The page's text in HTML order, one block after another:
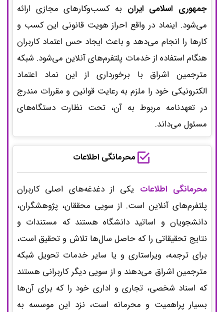
جمهوری اسلامی ایران به کسب‌وکارهای مجازی ارائه
می‌شود. اینماد در واقع احراز هویت قانونی این کسب و
کارها را انجام می‌دهد و باعث ایجاد حس اعتماد کاربران
هنگام استفاده از خدمات پلتفرم‌های آنلاین می‌شود. شبکه
مترجمین اشراق با برخورداری از این نماد اعتماد
الکترونیکی خود را ملزم به رعایت قوانین و مقررات مندرج
در تعهدنامه مربوط به آن، تحت نظارت دستگاه‌های
مسئول می‌داند.
محرمانگی اطلاعات
محرمانگی اطلاعات یکی از دغدغه‌های اصلی کاربران
پلتفرم‌های آنلاین است. از سویی محققان، پژوهشگران،
دانشجویان و اساتید دانشگاه هستند که مستندات و
نتایج تحقیقاتی را که حاصل سال‌ها تلاش و تحقیق است،
برای ترجمه، ویراستاری و یا سایر خدمات تحویل شبکه
مترجمین اشراق می‌دهند و از سویی دیگر کاربرانی هستند
که اسناد شخصی، تجاری و اداری خود را که برای آن‌ها
بسیار پراهمیت و محرمانه است، نزد این موسسه به